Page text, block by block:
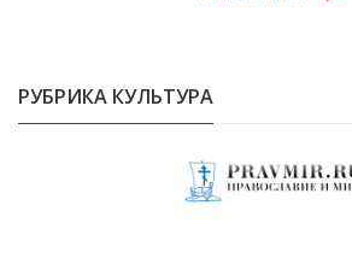
РУБРИКА КУЛЬТУРА